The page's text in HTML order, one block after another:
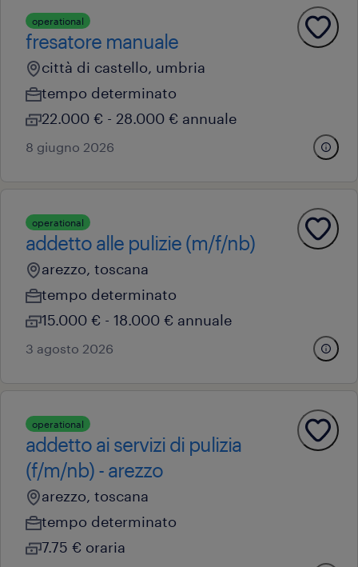
operational
fresatore manuale
città di castello, umbria
tempo determinato
22.000 € - 28.000 € annuale
8 giugno 2026
operational
addetto alle pulizie (m/f/nb)
arezzo, toscana
tempo determinato
15.000 € - 18.000 € annuale
3 agosto 2026
operational
addetto ai servizi di pulizia
(f/m/nb) - arezzo
arezzo, toscana
tempo determinato
7.75 € oraria